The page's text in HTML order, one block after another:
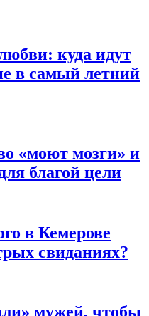
куда идут
в самый летний
«моют мозги» и
благой цели
в Кемерове
свиданиях?
мужей, чтобы